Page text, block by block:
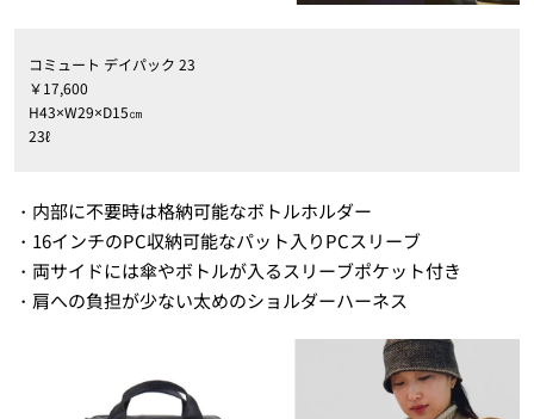
コミュート デイパック 23
￥17,600
H43×W29×D15㎝
23ℓ
・内部に不要時は格納可能なボトルホルダー
・16インチのPC収納可能なパット入りPCスリーブ
・両サイドには傘やボトルが入るスリーブポケット付き
・肩への負担が少ない太めのショルダーハーネス